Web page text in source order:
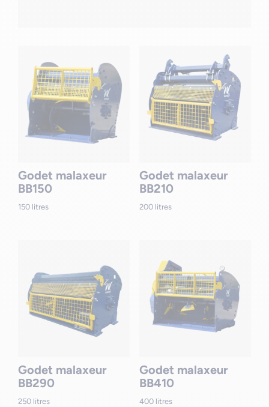
Godet malaxeur
BB150
150 litres
Godet malaxeur
BB210
200 litres
Godet malaxeur
BB290
250 litres
Godet malaxeur
BB410
400 litres